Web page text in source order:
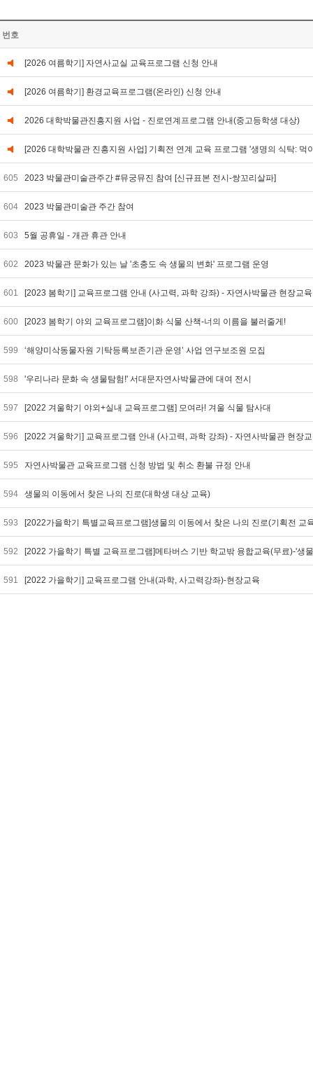
번호
[2026 여름학기] 자연사교실 교육프로그램 신청 안내
[2026 여름학기] 환경교육프로그램(온라인) 신청 안내
2026 대학박물관진흥지원 사업 - 진로연계프로그램 안내(중고등학생 대상)
[2026 대학박물관 진흥지원 사업] 기획전 연계 교육 프로그램 '생명의 식탁: 먹
605 2023 박물관미술관주간 #뮤궁뮤진 참여 [신규표본 전시-쌍꼬리살파]
604 2023 박물관미술관 주간 참여
603 5월 공휴일 - 개관 휴관 안내
602 2023 박물관 문화가 있는 날 '초충도 속 생물의 변화' 프로그램 운영
601 [2023 봄학기] 교육프로그램 안내 (사고력, 과학 강좌) - 자연사박물관 현장교
600 [2023 봄학기 야외 교육프로그램]이화 식물 산책-너의 이름을 불러줄게!
599 ‘해양미삭동물자원 기탁등록보존기관 운영’ 사업 연구보조원 모집
598 '우리나라 문화 속 생물탐험!' 서대문자연사박물관에 대여 전시
597 [2022 겨울학기 야외+실내 교육프로그램] 모여라! 겨울 식물 탐사대
596 [2022 겨울학기] 교육프로그램 안내 (사고력, 과학 강좌) - 자연사박물관 현장
595 자연사박물관 교육프로그램 신청 방법 및 취소 환불 규정 안내
594 생물의 이동에서 찾은 나의 진로(대학생 대상 교육)
593 [2022가을학기 특별교육프로그램]생물의 이동에서 찾은 나의 진로(기획전 교
592 [2022 가을학기 특별 교육프로그램]메타버스 기반 학교밖 융합교육(무료)-'생
591 [2022 가을학기] 교육프로그램 안내(과학, 사고력강좌)-현장교육